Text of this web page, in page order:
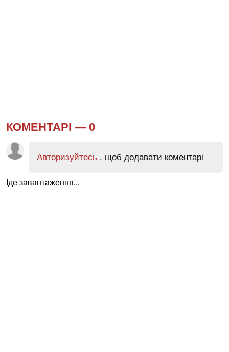
КОМЕНТАРІ — 0
Авторизуйтесь , щоб додавати коментарі
Іде завантаження...